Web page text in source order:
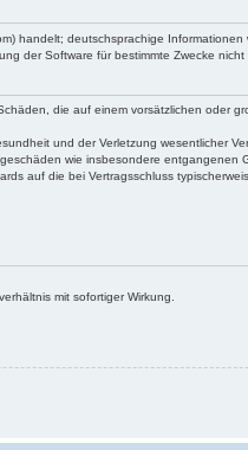
handelt; deutschsprachige
der Software für bestimmte Zwecke
die auf einem vorsätzlichen oder
und der Verletzung wesentlicher
wie insbesondere entgangenen
auf die bei Vertragsschluss
mit sofortiger Wirkung.